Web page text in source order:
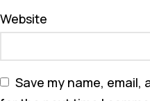
Website
Save my name, email,